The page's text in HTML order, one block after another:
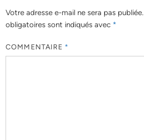
Votre adresse e-mail ne sera pas publiée.
obligatoires sont indiqués avec *
COMMENTAIRE *